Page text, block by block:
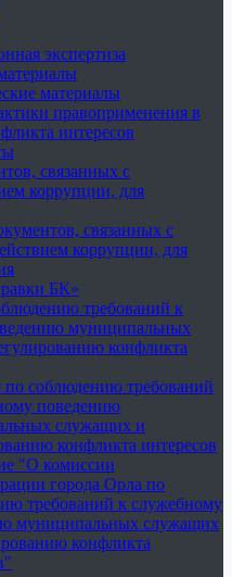
экспертиза
материалы
правоприменения в
интересов
связанных с
коррупции, для
связанных с
коррупции, для
БК»
требований к
муниципальных
конфликта
по соблюдению требований
поведению
служащих и
конфликта интересов
"О комиссии
города Орла по
требований к служебному
муниципальных служащих
конфликта